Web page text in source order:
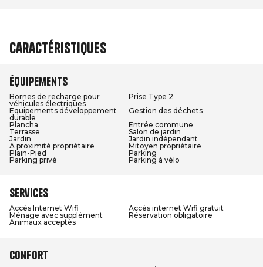
Caractéristiques
Équipements
Bornes de recharge pour
véhicules électriques
Prise Type 2
Equipements développement
durable
Gestion des déchets
Plancha
Entrée commune
Terrasse
Salon de jardin
Jardin
Jardin indépendant
A proximité propriétaire
Mitoyen propriétaire
Plain-Pied
Parking
Parking privé
Parking à vélo
Services
Accès Internet Wifi
Accès internet Wifi gratuit
Ménage avec supplément
Réservation obligatoire
Animaux acceptés
Confort